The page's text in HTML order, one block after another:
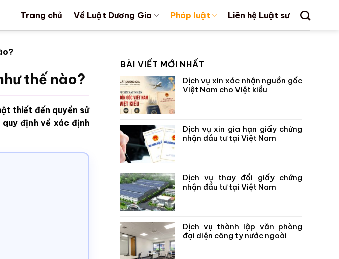
Trang chủ Về Luật Dương Gia Pháp luật Liên hệ Luật sư
thế nào?
thiết đến quyền sử
định về xác định
BÀI VIẾT MỚI NHẤT
Dịch vụ xin xác nhận nguồn gốc
Việt Nam cho Việt kiều
Dịch vụ xin gia hạn giấy chứng
nhận đầu tư tại Việt Nam
Dịch vụ thay đổi giấy chứng
nhận đầu tư tại Việt Nam
Dịch vụ thành lập văn phòng
đại diện công ty nước ngoài